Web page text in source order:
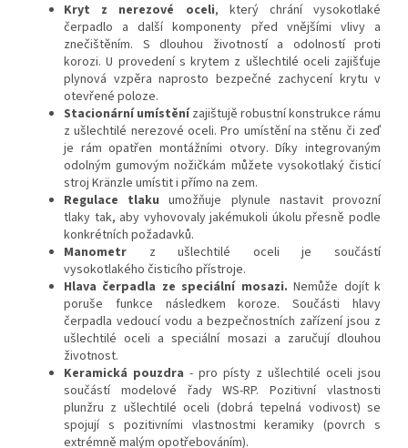
Kryt z nerezové oceli, který chrání vysokotlaké
čerpadlo a další komponenty před vnějšími vlivy a
znečištěním. S dlouhou životností a odolností proti
korozi. U provedení s krytem z ušlechtilé oceli zajišťuje
plynová vzpěra naprosto bezpečné zachycení krytu v
otevřené poloze.
Stacionární umístěnízajištujě robustní konstrukce rámu
z ušlechtilé nerezové oceli. Pro umístění na stěnu či zeď
je rám opatřen montážními otvory. Díky integrovaným
odolným gumovým nožičkám můžete vysokotlaký čisticí
stroj Kränzle umístit i přímo na zem.
Regulace tlaku umožňuje plynule nastavit provozní
tlaky tak, aby vyhovovaly jakémukoli úkolu přesně podle
konkrétních požadavků.
Manometr z ušlechtilé oceli je součástí
vysokotlakého čisticího přístroje.
Hlava čerpadla ze speciální mosazi. Nemůže dojít k
poruše funkce následkem koroze. Součásti hlavy
čerpadla vedoucí vodu a bezpečnostních zařízení jsou z
ušlechtilé oceli a speciální mosazi a zaručují dlouhou
životnost.
Keramická pouzdra - pro písty z ušlechtilé oceli jsou
součástí modelové řady WS-RP. Pozitivní vlastnosti
plunžru z ušlechtilé oceli (dobrá tepelná vodivost) se
spojují s pozitivními vlastnostmi keramiky (povrch s
extrémně malým opotřebováním).